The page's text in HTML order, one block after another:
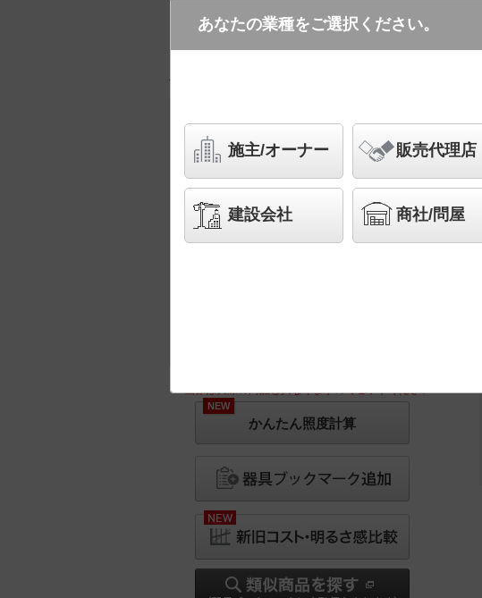
XAD1135L CE1
※画像は実際の商品と異なりますのでご了承ください
NEW
かんたん照度計算
あなたの業種をご選択ください。
施主/オーナー 販売代理店
建設会社 商社/問屋